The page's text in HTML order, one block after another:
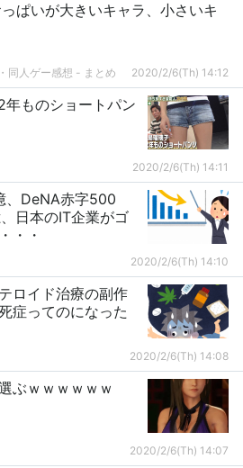
ぱいが大きいキャラ、小さいキ
人ゲー感想 - まとめ 2020/2/6(Th) 14:12
年ものショートパン
2020/2/6(Th) 14:11
、DeNA赤字500
日本のIT企業がゴ
・・
2020/2/6(Th) 14:10
ロイド治療の副作
症ってのになった
2020/2/6(Th) 14:08
ぶｗｗｗｗｗｗ
2020/2/6(Th) 14:07